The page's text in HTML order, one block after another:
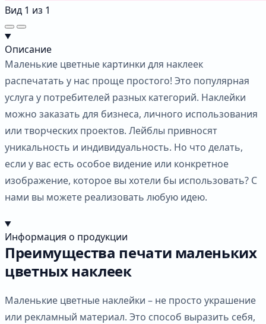
Вид 1 из 1
Описание
Маленькие цветные картинки для наклеек
распечатать у нас проще простого! Это популярная
услуга у потребителей разных категорий. Наклейки
можно заказать для бизнеса, личного использования
или творческих проектов. Лейблы привносят
уникальность и индивидуальность. Но что делать,
если у вас есть особое видение или конкретное
изображение, которое вы хотели бы использовать? С
нами вы можете реализовать любую идею.
Информация о продукции
Преимущества печати маленьких
цветных наклеек
Маленькие цветные наклейки – не просто украшение
или рекламный материал. Это способ выразить себя,